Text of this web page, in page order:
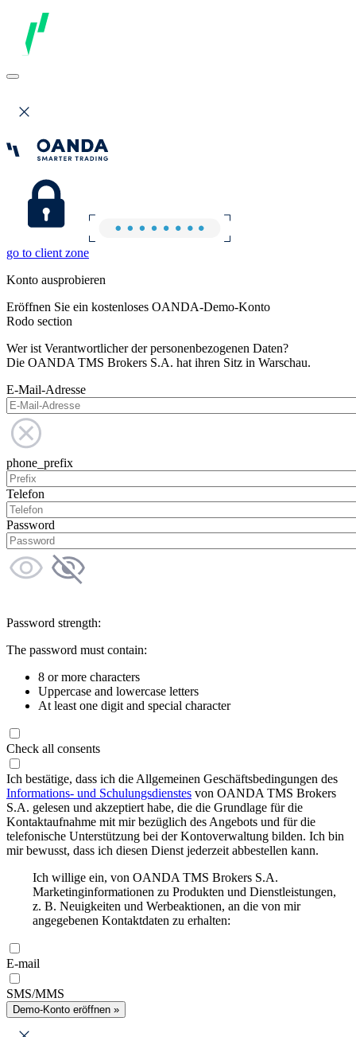
go to client zone
Konto ausprobieren
Eröffnen Sie ein kostenloses OANDA-Demo-Konto
Rodo section
Wer ist Verantwortlicher der personenbezogenen Daten?
Die OANDA TMS Brokers S.A. hat ihren Sitz in Warschau.
E-Mail-Adresse
phone_prefix
Telefon
Password
Password strength:
The password must contain:
8 or more characters
Uppercase and lowercase letters
At least one digit and special character
Check all consents
Ich bestätige, dass ich die Allgemeinen Geschäftsbedingungen des
Informations- und Schulungsdienstes von OANDA TMS Brokers
S.A. gelesen und akzeptiert habe, die die Grundlage für die
Kontaktaufnahme mit mir bezüglich des Angebots und für die
telefonische Unterstützung bei der Kontoverwaltung bilden. Ich bin
mir bewusst, dass ich diesen Dienst jederzeit abbestellen kann.
Ich willige ein, von OANDA TMS Brokers S.A.
Marketinginformationen zu Produkten und Dienstleistungen,
z. B. Neuigkeiten und Werbeaktionen, an die von mir
angegebenen Kontaktdaten zu erhalten:
E-mail
SMS/MMS
Demo-Konto eröffnen »